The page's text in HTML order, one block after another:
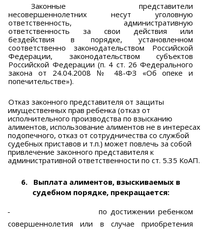
Законные представители
несовершеннолетних несут уголовную
ответственность, административную
ответственность за свои действия или
бездействия в порядке, установленном
соответственно законодательством Российской
Федерации, законодательством субъектов
Российской Федерации (п. 4 ст. 26 Федерального
закона от 24.04.2008 № 48-ФЗ «Об опеке и
попечительстве»).
Отказ законного представителя от защиты
имущественных прав ребенка (отказ от
исполнительного производства по взысканию
алиментов, использование алиментов не в интересах
подопечного, отказ от сотрудничества со службой
судебных приставов и т.п.) может повлечь за собой
привлечение законного представителя к
административной ответственности по ст. 5.35 КоАП.
6.
Выплата алиментов, взыскиваемых в
судебном порядке, прекращается:
-
по достижении ребенком
совершеннолетия или в случае приобретения